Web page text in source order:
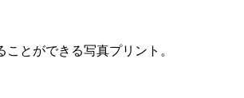
とができる写真プリント。